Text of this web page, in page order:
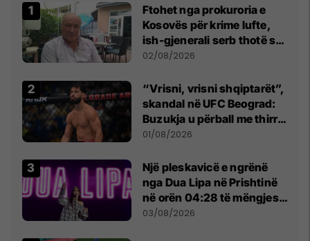
Ftohet nga prokuroria e
Kosovës për krime lufte,
ish-gjenerali serb thotë se
dikush e tradhtoi në
02/08/2026
“Vrisni, vrisni shqiptarët”,
skandal në UFC Beograd:
Buzukja u përball me thirrje
anti-shqiptare nga
01/08/2026
Një pleskavicë e ngrënë
nga Dua Lipa në Prishtinë
në orën 04:28 të mëngjesit
- dhe bota digjitale serbe
03/08/2026